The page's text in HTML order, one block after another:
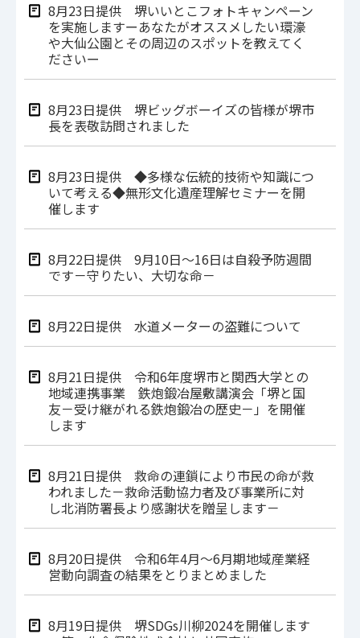
8月23日提供 堺いいとこフォトキャンペーン
を実施しますーあなたがオススメしたい環濠
や大仙公園とその周辺のスポットを教えてく
ださいー
8月23日提供 堺ビッグボーイズの皆様が堺市
長を表敬訪問されました
8月23日提供 ◆多様な伝統的技術や知識につ
いて考える◆無形文化遺産理解セミナーを開
催します
8月22日提供 9月10日～16日は自殺予防週間
です－守りたい、大切な命－
8月22日提供 水道メーターの盗難について
8月21日提供 令和6年度堺市と関西大学との
地域連携事業 鉄炮鍛冶屋敷講演会「堺と国
友－受け継がれる鉄炮鍛冶の歴史－」を開催
します
8月21日提供 救命の連鎖により市民の命が救
われました－救命活動協力者及び事業所に対
し北消防署長より感謝状を贈呈します－
8月20日提供 令和6年4月～6月期地域産業経
営動向調査の結果をとりまとめました
8月19日提供 堺SDGs川柳2024を開催します